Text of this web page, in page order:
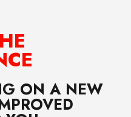
ON A NEW